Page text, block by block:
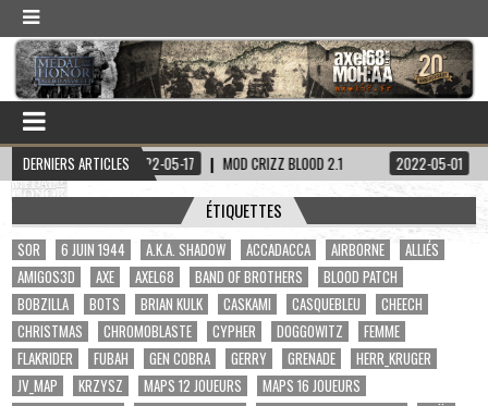
DERNIERS ARTICLES
2022-05-17 MOD CRIZZ BLOOD 2.1 2022-05-01 SKIN
ÉTIQUETTES
$OR 6 JUIN 1944 A.K.A. SHADOW ACCADACCA AIRBORNE
ALLIÉS
AMIGOS3D
AXE AXEL68 BAND OF BROTHERS
BLOOD PATCH
BOBZILLA
BOTS BRIAN KULK CASKAMI CASQUEBLEU
CHEECH
CHRISTMAS
CHROMOBLASTE CYPHER DOGGOWITZ
FEMME
FLAKRIDER
FUBAH GEN COBRA GERRY GRENADE
HERR_KRUGER
JV_MAP
KRZYSZ MAPS 12 JOUEURS
MAPS 16 JOUEURS